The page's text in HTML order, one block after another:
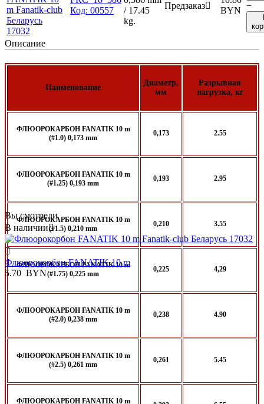
Код: 00557
/ 17.45
kg.
Предзаказ
BYN −
Описание
Наименование
Диаметр,
мм
Разрывная
нагрузка, кг
ФЛЮОРОКАРБОН FANATIK 10 m
(#1.0) 0,173 mm
0,173 2.55
ФЛЮОРОКАРБОН FANATIK 10 m
(#1.25) 0,193 mm
0,193 2.95
ФЛЮОРОКАРБОН FANATIK 10 m
(#1.5) 0,210 mm
0,210 3.55
ФЛЮОРОКАРБОН FANATIK 10 m
(#1.75) 0,225 mm
0,225 4,29
ФЛЮОРОКАРБОН FANATIK 10 m
(#2.0) 0,238 mm
0,238 4.90
ФЛЮОРОКАРБОН FANATIK 10 m
(#2.5) 0,261 mm
0,261 5.45
ФЛЮОРОКАРБОН FANATIK 10 m
Вы смотрели
В наличии

Флюорокорбон FANATIK 10 m
5.70 BYN